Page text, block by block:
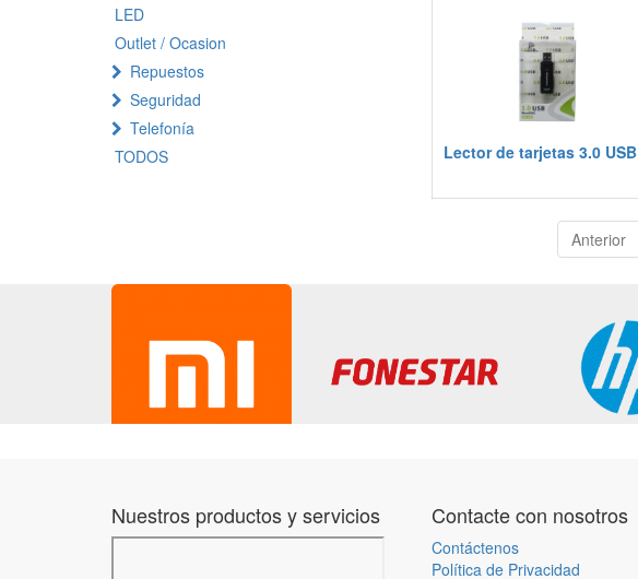
LED
Outlet / Ocasion
Repuestos
Seguridad
Telefonía
TODOS
Lector de tarjetas 3.0 USB
Anterior
Nuestros productos y servicios Contacte con nosotros
Contáctenos
Política de Privacidad